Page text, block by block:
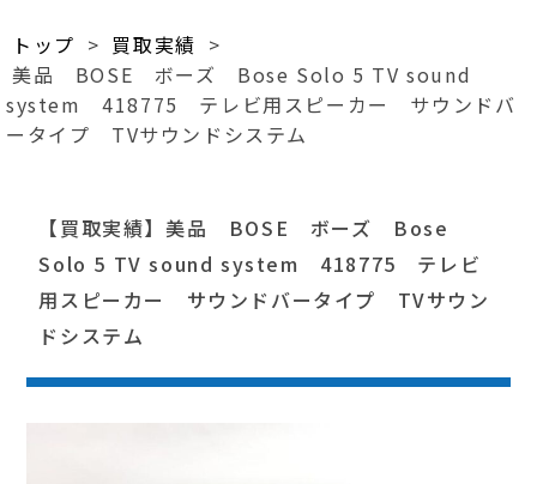
トップ > 買取実績 >
美品 BOSE ボーズ Bose Solo 5 TV sound
system 418775 テレビ用スピーカー サウンドバ
ータイプ TVサウンドシステム
【買取実績】美品 BOSE ボーズ Bose
Solo 5 TV sound system 418775 テレビ
用スピーカー サウンドバータイプ TVサウン
ドシステム